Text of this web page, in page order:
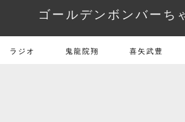
ゴールデンボンバーち
ラジオ 鬼龍院翔 喜矢武豊